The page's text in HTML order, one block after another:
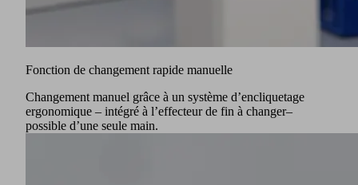
Fonction de changement rapide manuelle
Changement manuel grâce à un système d’encliquetage
ergonomique – intégré à l’effecteur de fin à changer–
possible d’une seule main.